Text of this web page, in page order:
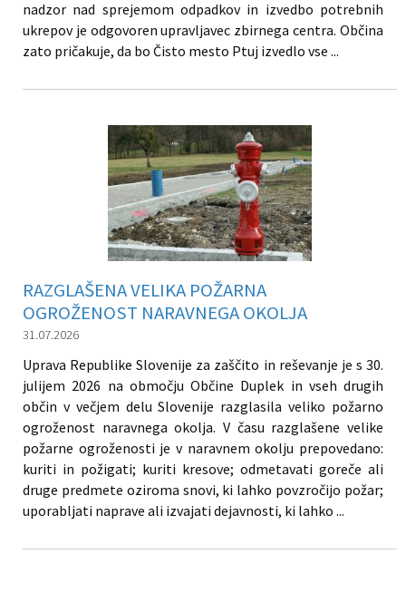
nadzor nad sprejemom odpadkov in izvedbo potrebnih
ukrepov je odgovoren upravljavec zbirnega centra. Občina
zato pričakuje, da bo Čisto mesto Ptuj izvedlo vse ...
RAZGLAŠENA VELIKA POŽARNA
OGROŽENOST NARAVNEGA OKOLJA
31.07.2026
Uprava Republike Slovenije za zaščito in reševanje je s 30.
julijem 2026 na območju Občine Duplek in vseh drugih
občin v večjem delu Slovenije razglasila veliko požarno
ogroženost naravnega okolja. V času razglašene velike
požarne ogroženosti je v naravnem okolju prepovedano:
kuriti in požigati; kuriti kresove; odmetavati goreče ali
druge predmete oziroma snovi, ki lahko povzročijo požar;
uporabljati naprave ali izvajati dejavnosti, ki lahko ...